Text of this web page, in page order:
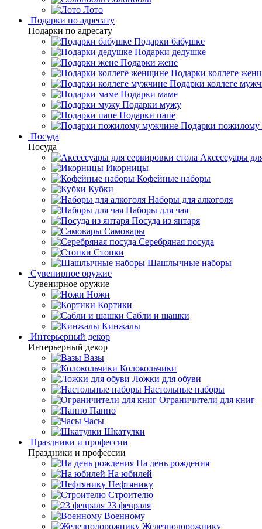
Лото
Подарки по адресату
Подарки по адресату
Подарки бабушке
Подарки дедушке
Подарки жене
Подарки коллеге
Подарки коллеге
Подарки маме
Подарки мужу
Подарки папе
Подарки
Посуда
Посуда
Аксессуары
Икорницы
Кофейные наборы
Кубки
Наборы для алкоголя
Наборы для чая
Посуда из янтаря
Самовары
Серебряная посуда
Стопки
Шашлычные наборы
Сувенирное оружие
Сувенирное оружие
Ножи
Кортики
Сабли и шашки
Кинжалы
Интерьерный декор
Интерьерный декор
Вазы
Колокольчики
Ложки для обуви
Настольные наборы
Ограничители для книг
Панно
Часы
Шкатулки
Праздники и профессии
Праздники и профессии
На день рождения
На юбилей
Нефтянику
Строителю
23 февраля
Военному
Железнодорожнику